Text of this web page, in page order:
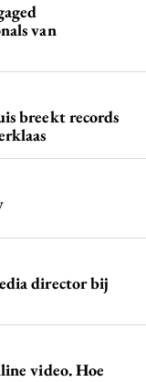
van
breekt records
director bij
video. Hoe